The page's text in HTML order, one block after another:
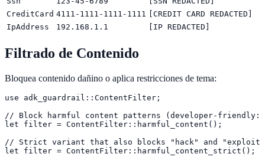
CreditCard 4111-1111-1111-1111
[CREDIT CARD REDACTED]
IpAddress
192.168.1.1 [IP REDACTED]
Filtrado de Contenido
Bloquea contenido dañino o aplica restricciones de tema:
use adk_guardrail::ContentFilter;
// Block harmful content patterns (developer-
let filter = ContentFilter::harmful_content();
// Strict variant that also blocks "hack" and "exploit"
let filter = ContentFilter::harmful_content_strict();